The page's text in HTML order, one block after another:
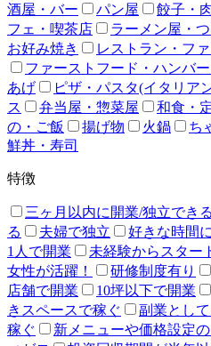
酒屋・バー
パン屋 餃子・
フェ・喫茶店
ラーメン屋・
お好み焼き
レストラン・フ
ファーストフード・ハンバ
あげ
ピザ・パスタ(イタリア
ス
弁当屋・惣菜屋 和食・
の・ご飯
揚げ物 火鍋 ち
鮮丼・寿司
特徴
三ヶ月以内に開業/独立できる
る
夫婦で独立 好きな時間
1人で開業
未経験からスター
女性が活躍！
研修制度有り
店舗で開業
10坪以下で開業
きスペースで稼ぐ
副業とし
稼ぐ
新メニューや価格設定